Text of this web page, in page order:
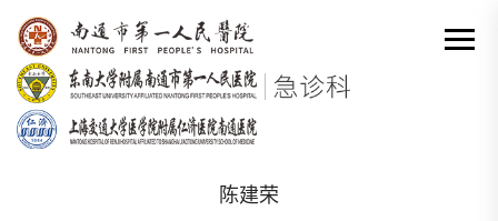
网站首页 - 专家 - 专家介绍 - 陈建荣
分类出来 
陈建荣